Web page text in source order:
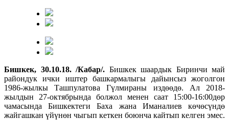
Бишкек, 30.10.18. /Кабар/. Бишкек шаардык Биринчи май
райондук ички иштер башкармалыгы дайынсыз жоголгон
1986-жылкы Ташпулатова Гүлмираны издөөдө. Ал 2018-
жылдын 27-октябрында болжол менен саат 15:00-16:00дөр
чамасында Бишкектеги Баха жана Иманалиев көчөсүндө
жайгашкан үйүнөн чыгып кеткен боюнча кайтып келген эмес.